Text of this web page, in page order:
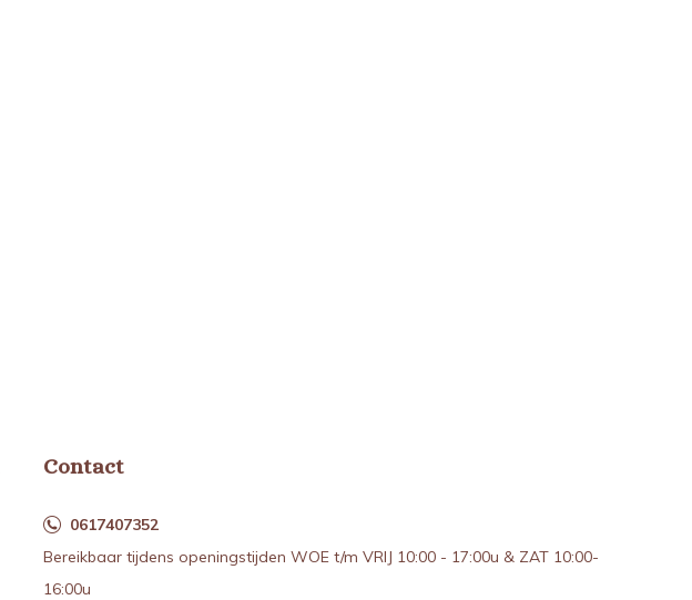
Contact
0617407352
Bereikbaar tijdens openingstijden WOE t/m VRIJ 10:00 - 17:00u & ZAT 10:00-
16:00u